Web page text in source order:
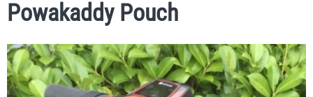
Powakaddy Pouch